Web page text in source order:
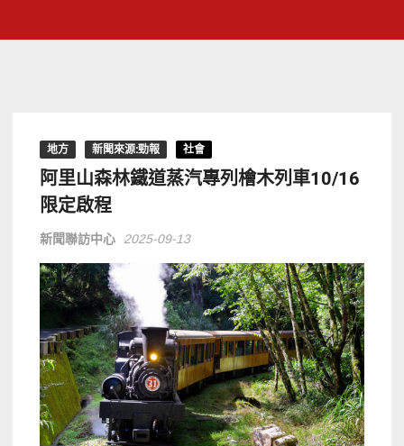
地方 新聞來源:勁報 社會
阿里山森林鐵道蒸汽專列檜木列車10/16
限定啟程
新聞聯訪中心 2025-09-13